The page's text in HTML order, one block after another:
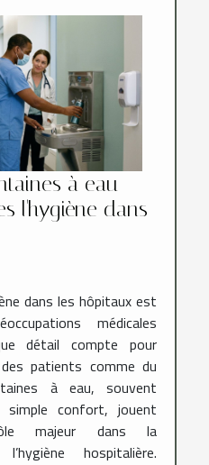
à eau
l'hygiène dans
dans les hôpitaux est
médicales
détail compte pour
patients comme du
à eau, souvent
simple confort, jouent
majeur dans la
hospitalière.